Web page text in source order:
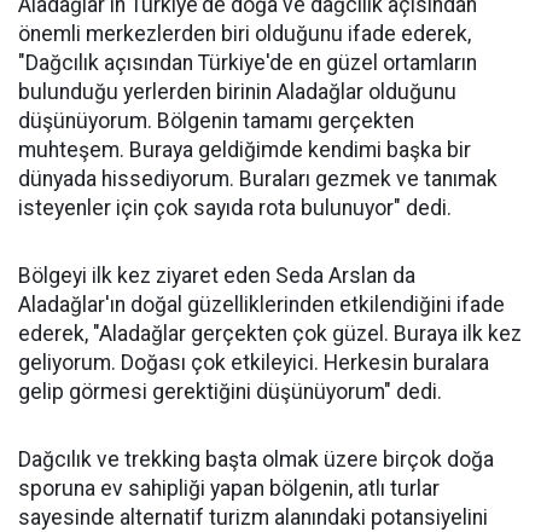
önemli merkezlerden biri olduğunu ifade ederek,
"Dağcılık açısından Türkiye'de en güzel ortamların
bulunduğu yerlerden birinin Aladağlar olduğunu
düşünüyorum. Bölgenin tamamı gerçekten
muhteşem. Buraya geldiğimde kendimi başka bir
dünyada hissediyorum. Buraları gezmek ve tanımak
isteyenler için çok sayıda rota bulunuyor" dedi.
Bölgeyi ilk kez ziyaret eden Seda Arslan da
Aladağlar'ın doğal güzelliklerinden etkilendiğini ifade
ederek, "Aladağlar gerçekten çok güzel. Buraya ilk kez
geliyorum. Doğası çok etkileyici. Herkesin buralara
gelip görmesi gerektiğini düşünüyorum" dedi.
Dağcılık ve trekking başta olmak üzere birçok doğa
sporuna ev sahipliği yapan bölgenin, atlı turlar
sayesinde alternatif turizm alanındaki potansiyelini